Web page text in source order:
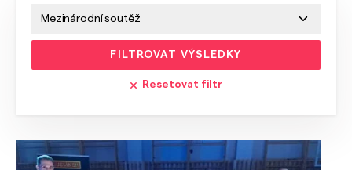
FILTROVAT VÝSLEDKY
Resetovat filtr